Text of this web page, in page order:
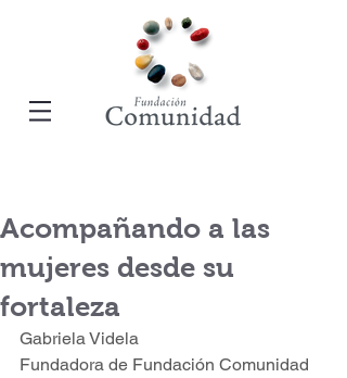
Acompañando a las
mujeres desde su
fortaleza
Gabriela Videla
Fundadora de Fundación Comunidad